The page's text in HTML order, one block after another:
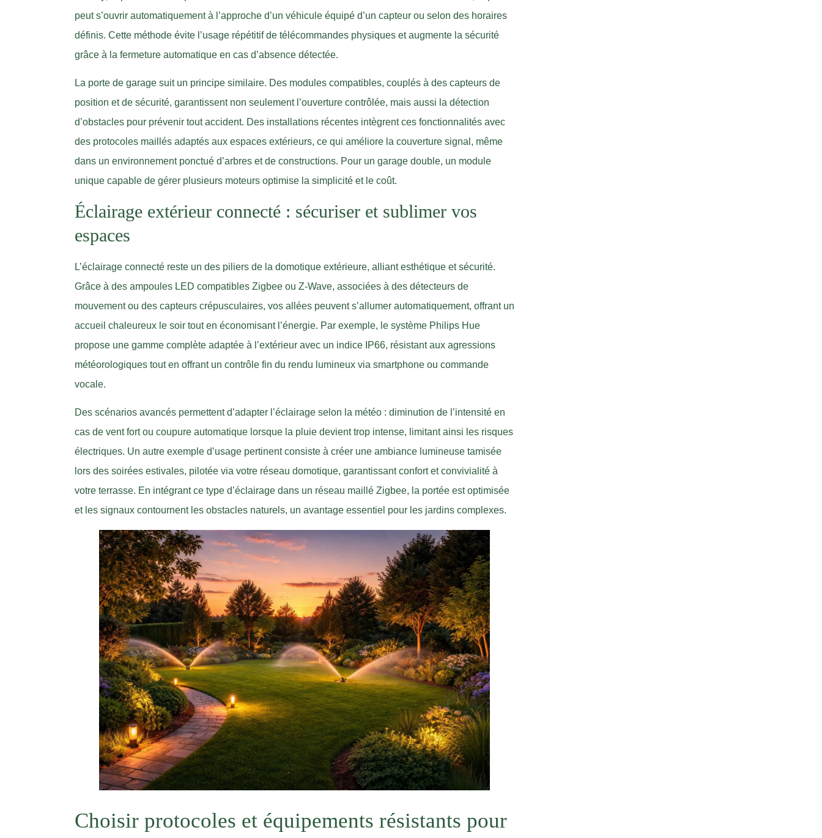
peut s’ouvrir automatiquement à l’approche d’un véhicule équipé d’un capteur ou selon des horaires
définis. Cette méthode évite l’usage répétitif de télécommandes physiques et augmente la sécurité
grâce à la fermeture automatique en cas d’absence détectée.
La porte de garage suit un principe similaire. Des modules compatibles, couplés à des capteurs de
position et de sécurité, garantissent non seulement l’ouverture contrôlée, mais aussi la détection
d’obstacles pour prévenir tout accident. Des installations récentes intègrent ces fonctionnalités avec
des protocoles maillés adaptés aux espaces extérieurs, ce qui améliore la couverture signal, même
dans un environnement ponctué d’arbres et de constructions. Pour un garage double, un module
unique capable de gérer plusieurs moteurs optimise la simplicité et le coût.
Éclairage extérieur connecté : sécuriser et sublimer vos
espaces
L’éclairage connecté reste un des piliers de la domotique extérieure, alliant esthétique et sécurité.
Grâce à des ampoules LED compatibles Zigbee ou Z-Wave, associées à des détecteurs de
mouvement ou des capteurs crépusculaires, vos allées peuvent s’allumer automatiquement, offrant un
accueil chaleureux le soir tout en économisant l’énergie. Par exemple, le système Philips Hue
propose une gamme complète adaptée à l’extérieur avec un indice IP66, résistant aux agressions
météorologiques tout en offrant un contrôle fin du rendu lumineux via smartphone ou commande
vocale.
Des scénarios avancés permettent d’adapter l’éclairage selon la météo : diminution de l’intensité en
cas de vent fort ou coupure automatique lorsque la pluie devient trop intense, limitant ainsi les risques
électriques. Un autre exemple d’usage pertinent consiste à créer une ambiance lumineuse tamisée
lors des soirées estivales, pilotée via votre réseau domotique, garantissant confort et convivialité à
votre terrasse. En intégrant ce type d’éclairage dans un réseau maillé Zigbee, la portée est optimisée
et les signaux contournent les obstacles naturels, un avantage essentiel pour les jardins complexes.
Choisir protocoles et équipements résistants pour